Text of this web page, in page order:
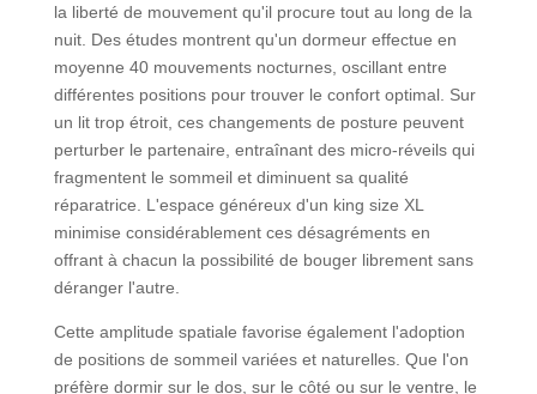
la liberté de mouvement qu'il procure tout au long de la
nuit. Des études montrent qu'un dormeur effectue en
moyenne 40 mouvements nocturnes, oscillant entre
différentes positions pour trouver le confort optimal. Sur
un lit trop étroit, ces changements de posture peuvent
perturber le partenaire, entraînant des micro-réveils qui
fragmentent le sommeil et diminuent sa qualité
réparatrice. L'espace généreux d'un king size XL
minimise considérablement ces désagréments en
offrant à chacun la possibilité de bouger librement sans
déranger l'autre.
Cette amplitude spatiale favorise également l'adoption
de positions de sommeil variées et naturelles. Que l'on
préfère dormir sur le dos, sur le côté ou sur le ventre, le